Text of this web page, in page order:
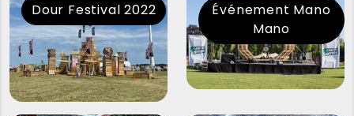
Dour Festival 2022
Événement Mano
Mano